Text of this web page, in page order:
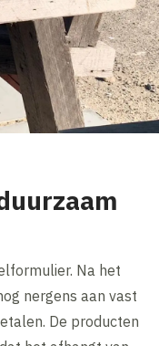
Na het
nergens aan vast
De producten